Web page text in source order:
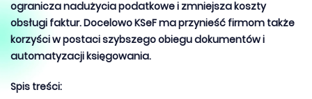
ogranicza nadużycia podatkowe i zmniejsza koszty
obsługi faktur. Docelowo KSeF ma przynieść firmom także
korzyści w postaci szybszego obiegu dokumentów i
automatyzacji księgowania.
Spis treści: